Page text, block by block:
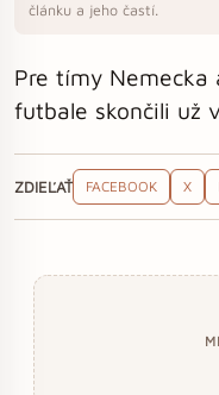
článku a jeho častí.
Pre tímy Nemecka
futbale skončili už
ZDIEĽAŤ FACEBOOK X